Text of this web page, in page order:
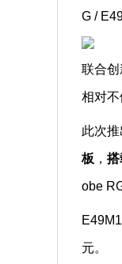
G /
联合创
相对不
此次
板 ， 搭
obe
元。